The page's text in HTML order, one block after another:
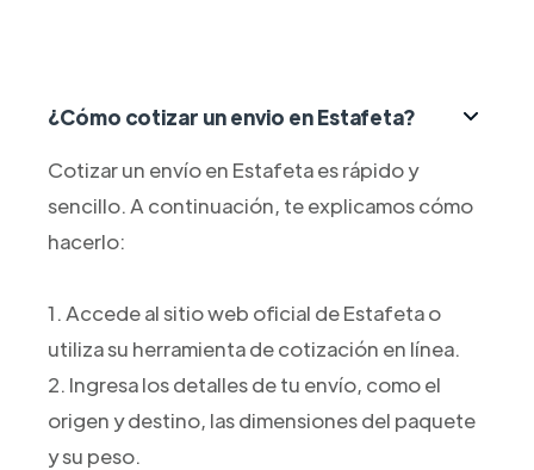
¿Cómo cotizar un envio en Estafeta?
Cotizar un envío en Estafeta es rápido y
sencillo. A continuación, te explicamos cómo
hacerlo:
1. Accede al sitio web oficial de Estafeta o
utiliza su herramienta de cotización en línea.
2. Ingresa los detalles de tu envío, como el
origen y destino, las dimensiones del paquete
y su peso.